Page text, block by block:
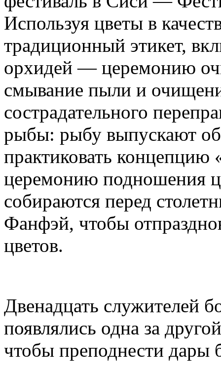
Используя цветы в
традиционный этикет,
орхидей — церемонию
смывание пыли и
сострадательного
рыбы: рыбу выпускают
практиковать концепцию
церемонию подношения
собираются перед
Фанфэй, чтобы
цветов.
Двенадцать служителей
появлялись одна за
чтобы преподнести дары